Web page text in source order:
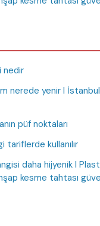
nedir
nerede yenir I
püf noktaları
tariflerde kullanılır
daha hijyenik I
kesme tahtası